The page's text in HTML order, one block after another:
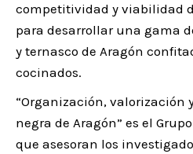
competitividad y viabilidad
para desarrollar una gama
y ternasco de Aragón
cocinados.
“Organización, valorización
negra de Aragón” es el
que asesoran los